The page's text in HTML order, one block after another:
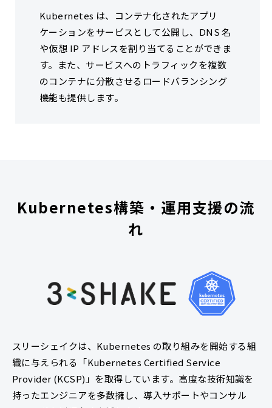
Kubernetes は、コンテナ化されたアプリ
ケーションをサービスとして公開し、DNS 名
や仮想 IP アドレスを割り当てることができま
す。また、サービスへのトラフィックを複数
のコンテナに分散させるロードバランシング
機能も提供します。
Kubernetes構築・運用支援の流
れ
スリーシェイクは、Kubernetes の取り組みを開始する組
織に与えられる「Kubernetes Certified Service
Provider (KCSP)」を取得しています。高度な技術知識を
持ったエンジニアを多数擁し、導入サポートやコンサル